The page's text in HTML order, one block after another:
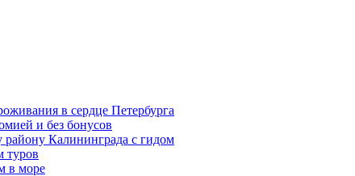
в сердце Петербурга
и без бонусов
району Калининграда с гидом
туров
в море